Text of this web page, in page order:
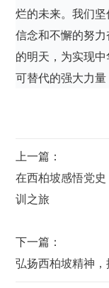
烂的未来。我们
信念和不懈的努
的明天，为实现
可替代的强大力量
上一篇：
在西柏坡感悟党
训之旅
下一篇：
弘扬西柏坡精神